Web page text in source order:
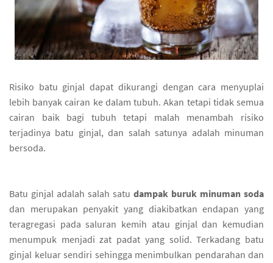
Risiko batu ginjal dapat dikurangi dengan cara menyuplai
lebih banyak cairan ke dalam tubuh. Akan tetapi tidak semua
cairan baik bagi tubuh tetapi malah menambah risiko
terjadinya batu ginjal, dan salah satunya adalah minuman
bersoda.
Batu ginjal adalah salah satu dampak buruk minuman soda
dan merupakan penyakit yang diakibatkan endapan yang
teragregasi pada saluran kemih atau ginjal dan kemudian
menumpuk menjadi zat padat yang solid. Terkadang batu
ginjal keluar sendiri sehingga menimbulkan pendarahan dan